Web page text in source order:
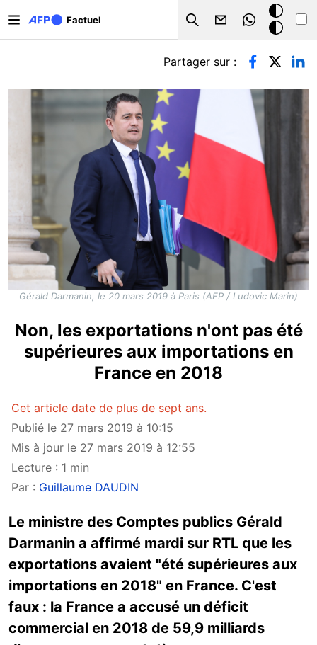
Factuel
Search
Mode
sombre
Onglets principaux
Partager sur :
Gérald Darmanin, le 20 mars 2019 à Paris (AFP / Ludovic Marin)
Non, les exportations n'ont pas été
supérieures aux importations en
France en 2018
Cet article date de plus de sept ans.
Publié le 27 mars 2019 à 10:15
Mis à jour le 27 mars 2019 à 12:55
Lecture : 1 min
Par : Guillaume DAUDIN
Le ministre des Comptes publics Gérald
Darmanin a affirmé mardi sur RTL que les
exportations avaient "été supérieures aux
importations en 2018" en France. C'est
faux : la France a accusé un déficit
commercial en 2018 de 59,9 milliards